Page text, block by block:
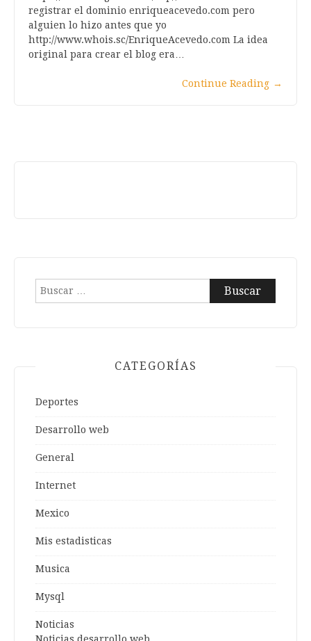
registrar el dominio enriqueacevedo.com pero
alguien lo hizo antes que yo
http://www.whois.sc/EnriqueAcevedo.com La idea
original para crear el blog era…
Continue Reading →
Buscar:
CATEGORÍAS
Deportes
Desarrollo web
General
Internet
Mexico
Mis estadisticas
Musica
Mysql
Noticias